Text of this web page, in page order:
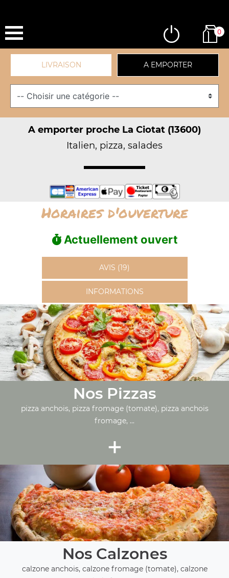
0
LIVRAISON A EMPORTER
A emporter proche La Ciotat (13600)
Italien, pizza, salades
Horaires d'ouverture
Actuellement ouvert
AVIS (19)
INFORMATIONS
Nos Pizzas
pizza anchois, pizza fromage (tomate), pizza anchois
fromage, ...
+
Nos Calzones
calzone anchois, calzone fromage (tomate), calzone